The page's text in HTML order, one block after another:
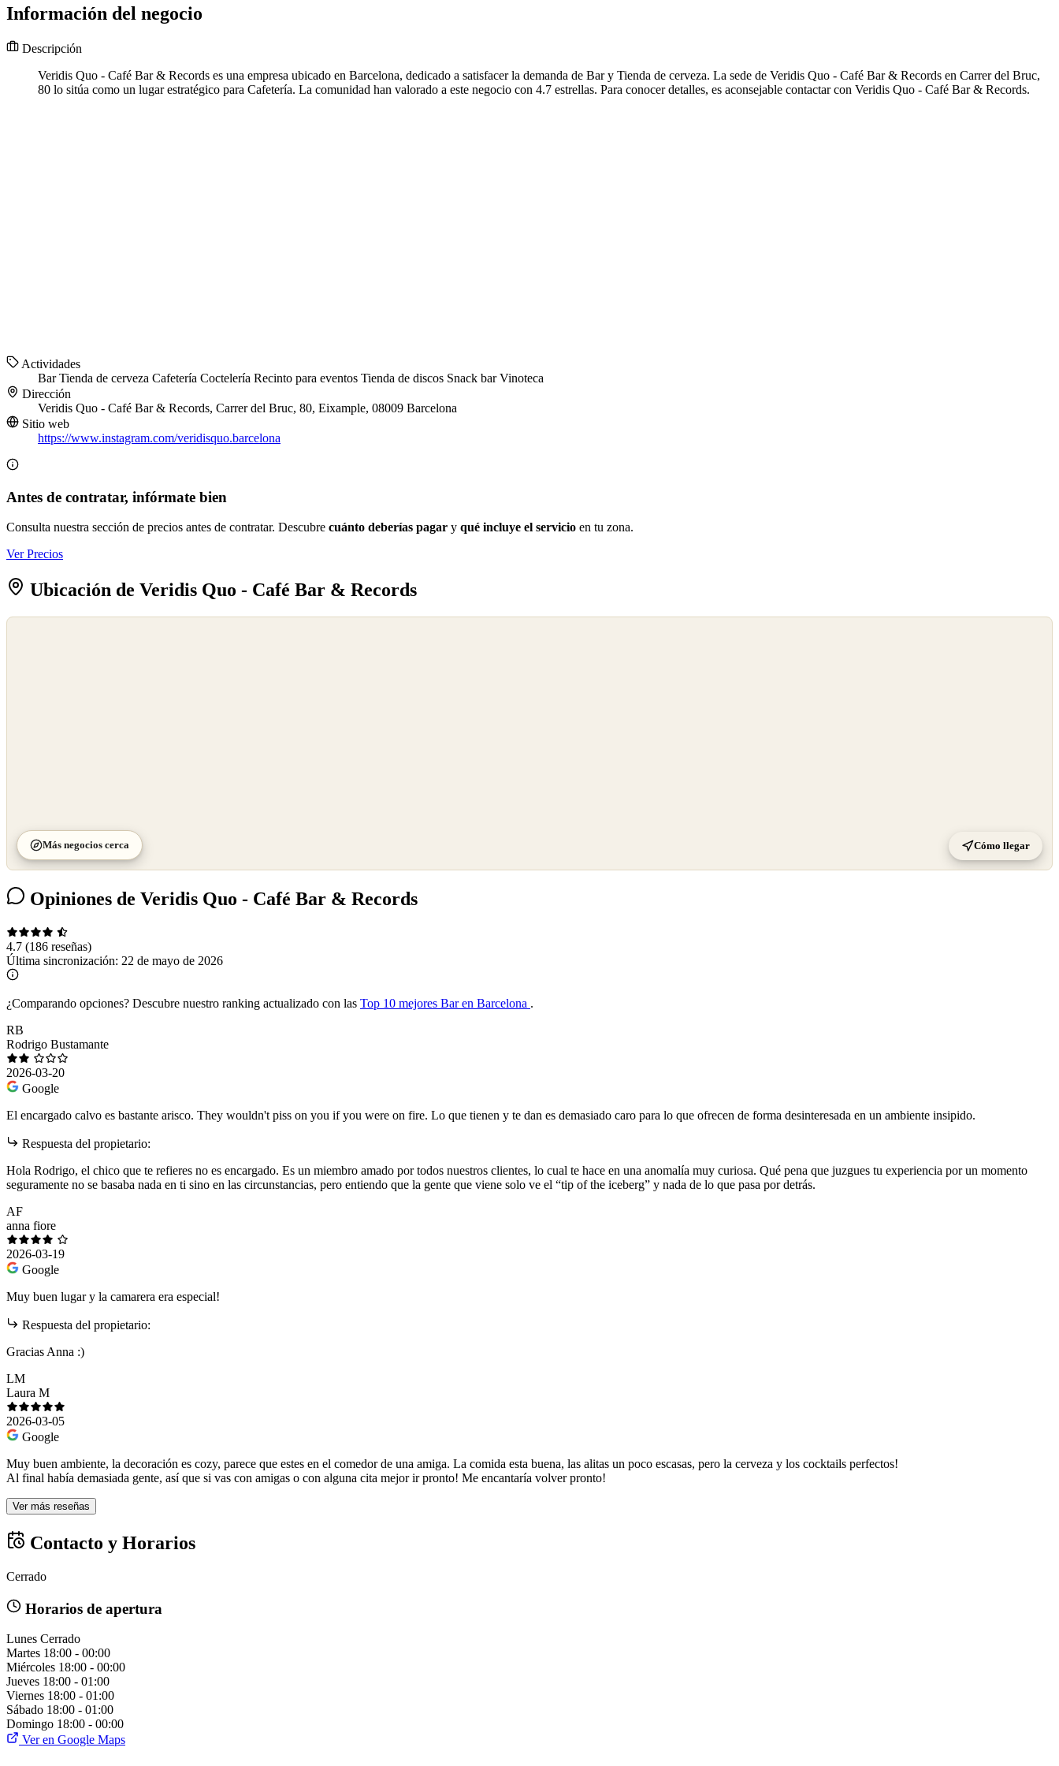
Información del negocio
Descripción
Veridis Quo - Café Bar & Records es una empresa ubicado en Barcelona, dedicado a satisfacer la demanda de Bar y Tienda de cerveza. La sede de Veridis Quo - Café Bar & Records en Carrer del Bruc,
80 lo sitúa como un lugar estratégico para Cafetería. La comunidad han valorado a este negocio con 4.7 estrellas. Para conocer detalles, es aconsejable contactar con Veridis Quo - Café Bar & Records.
Actividades
BarTienda de cerveza Cafetería Coctelería Recinto para eventos Tienda de discos Snack barVinoteca
Dirección
Veridis Quo - Café Bar & Records, Carrer del Bruc, 80, Eixample, 08009 Barcelona
Sitio web
https://www.instagram.com/veridisquo.barcelona
Antes de contratar, infórmate bien
Consulta nuestra sección de precios antes de contratar. Descubre cuánto deberías pagar y qué incluye el servicio en tu zona.
Ver Precios
Ubicación de Veridis Quo - Café Bar & Records
Más negocios cerca Cómo llegar
Opiniones de Veridis Quo - Café Bar & Records
4.7 (186 reseñas)
Última sincronización: 22 de mayo de 2026
¿Comparando opciones? Descubre nuestro ranking actualizado con las Top 10 mejores Bar en Barcelona .
RB
Rodrigo Bustamante
2026-03-20
Google
El encargado calvo es bastante arisco. They wouldn't piss on you if you were on fire. Lo que tienen y te dan es demasiado caro para lo que ofrecen de forma desinteresada en un ambiente insipido.
Respuesta del propietario:
Hola Rodrigo, el chico que te refieres no es encargado. Es un miembro amado por todos nuestros clientes, lo cual te hace en una anomalía muy curiosa. Qué pena que juzgues tu experiencia por un momento
seguramente no se basaba nada en ti sino en las circunstancias, pero entiendo que la gente que viene solo ve el “tip of the iceberg” y nada de lo que pasa por detrás.
AF
anna fiore
2026-03-19
Google
Muy buen lugar y la camarera era especial!
Respuesta del propietario:
Gracias Anna :)
LM
Laura M
2026-03-05
Google
Muy buen ambiente, la decoración es cozy, parece que estes en el comedor de una amiga. La comida esta buena, las alitas un poco escasas, pero la cerveza y los cocktails perfectos!
Al final había demasiada gente, así que si vas con amigas o con alguna cita mejor ir pronto! Me encantaría volver pronto!
Ver más reseñas
Contacto y Horarios
Cerrado
Horarios de apertura
Lunes Cerrado
Martes 18:00 - 00:00
Miércoles 18:00 - 00:00
Jueves 18:00 - 01:00
Viernes 18:00 - 01:00
Sábado 18:00 - 01:00
Domingo 18:00 - 00:00
Ver en Google Maps